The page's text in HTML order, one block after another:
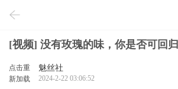
[视频] 没有玫瑰的味，你是否可回归
点击重
新加载
魅丝社
2024-2-22 03:06:52